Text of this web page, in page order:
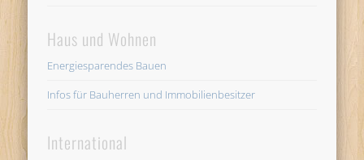
Haus und Wohnen
Energiesparendes Bauen
Infos für Bauherren und Immobilienbesitzer
International